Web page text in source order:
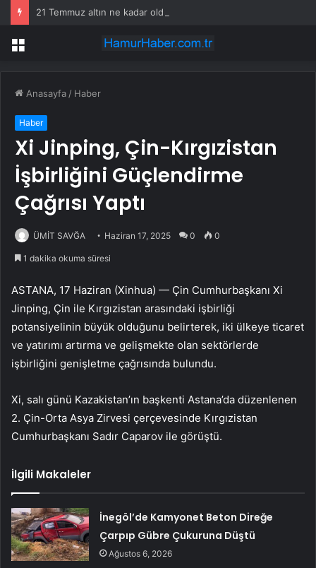
Menü
Anasayfa / Haber
Haber
Xi Jinping, Çin-Kırgızistan
İşbirliğini Güçlendirme
Çağrısı Yaptı
ÜMİT SAVĞA Haziran 17, 2025 0 0
1 dakika okuma süresi
ASTANA, 17 Haziran (Xinhua) — Çin Cumhurbaşkanı Xi
Jinping, Çin ile Kırgızistan arasındaki işbirliği
potansiyelinin büyük olduğunu belirterek, iki ülkeye ticaret
ve yatırımı artırma ve gelişmekte olan sektörlerde
işbirliğini genişletme çağrısında bulundu.
Xi, salı günü Kazakistan’ın başkenti Astana’da düzenlenen
2. Çin-Orta Asya Zirvesi çerçevesinde Kırgızistan
Cumhurbaşkanı Sadır Caparov ile görüştü.
İlgili Makaleler
İnegöl’de Kamyonet Beton Direğe
Çarpıp Gübre Çukuruna Düştü
Ağustos 6, 2026